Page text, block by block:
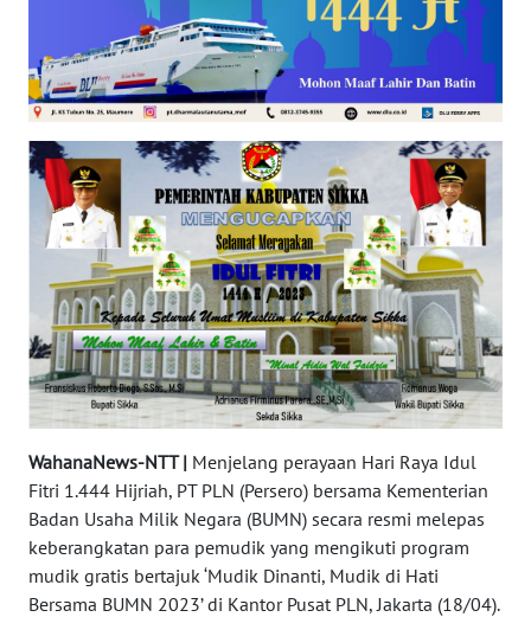
WahanaNews-NTT | Menjelang perayaan Hari Raya Idul
Fitri 1.444 Hijriah, PT PLN (Persero) bersama Kementerian
Badan Usaha Milik Negara (BUMN) secara resmi melepas
keberangkatan para pemudik yang mengikuti program
mudik gratis bertajuk ‘Mudik Dinanti, Mudik di Hati
Bersama BUMN 2023’ di Kantor Pusat PLN, Jakarta (18/04).
Regional
WN
SUMUT
WN
JAKARTA
WN
JABAR
WN
BANTEN
WN
NTT
KEPRI